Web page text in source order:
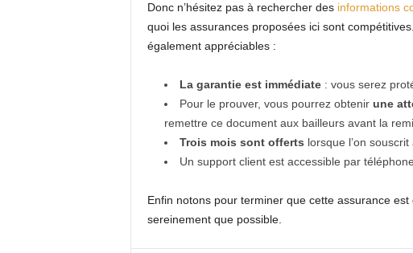
Donc n’hésitez pas à rechercher des informations
quoi les assurances proposées ici sont
également appréciables :
La garantie est immédiate : vous serez
Pour le prouver, vous pourrez obtenir une
remettre ce document aux bailleurs avant la
Trois mois sont offerts lorsque l’on
Un support client est accessible par
Enfin notons pour terminer que cette assurance est
sereinement que possible.